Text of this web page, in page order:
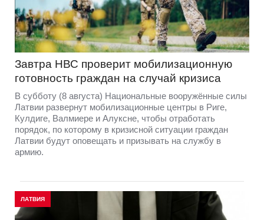
Завтра НВС проверит мобилизационную
готовность граждан на случай кризиса
В субботу (8 августа) Национальные вооружённые силы
Латвии развернут мобилизационные центры в Риге,
Кулдиге, Валмиере и Алуксне, чтобы отработать
порядок, по которому в кризисной ситуации граждан
Латвии будут оповещать и призывать на службу в
армию.
ЛАТВИЯ